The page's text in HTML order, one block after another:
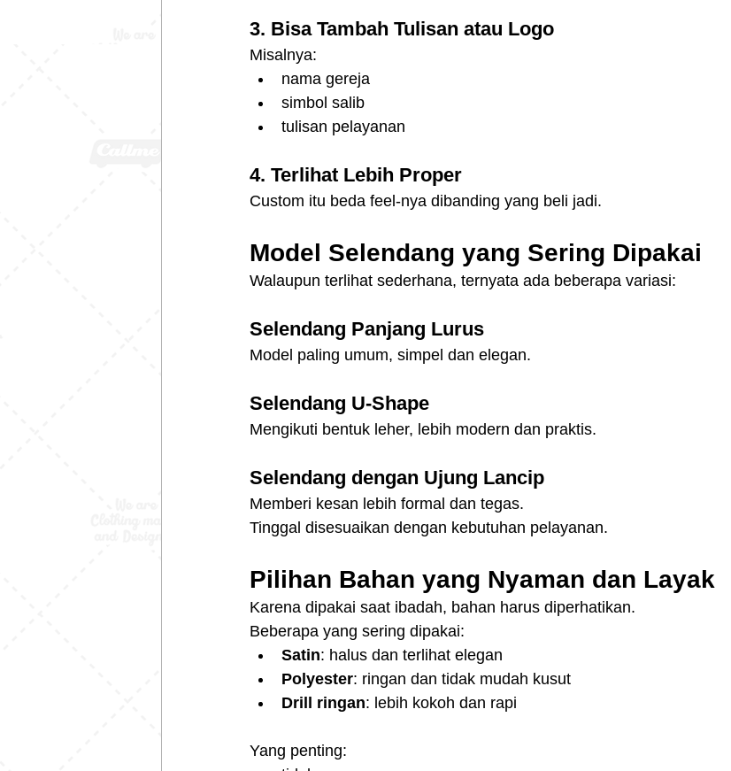
3. Bisa Tambah Tulisan atau Logo
Misalnya:
nama gereja
simbol salib
tulisan pelayanan
4. Terlihat Lebih Proper
Custom itu beda feel-nya dibanding yang beli jadi.
Model Selendang yang Sering Dipakai
Walaupun terlihat sederhana, ternyata ada beberapa variasi:
Selendang Panjang Lurus
Model paling umum, simpel dan elegan.
Selendang U-Shape
Mengikuti bentuk leher, lebih modern dan praktis.
Selendang dengan Ujung Lancip
Memberi kesan lebih formal dan tegas.
Tinggal disesuaikan dengan kebutuhan pelayanan.
Pilihan Bahan yang Nyaman dan Layak
Karena dipakai saat ibadah, bahan harus diperhatikan.
Beberapa yang sering dipakai:
Satin: halus dan terlihat elegan
Polyester: ringan dan tidak mudah kusut
Drill ringan: lebih kokoh dan rapi
Yang penting: